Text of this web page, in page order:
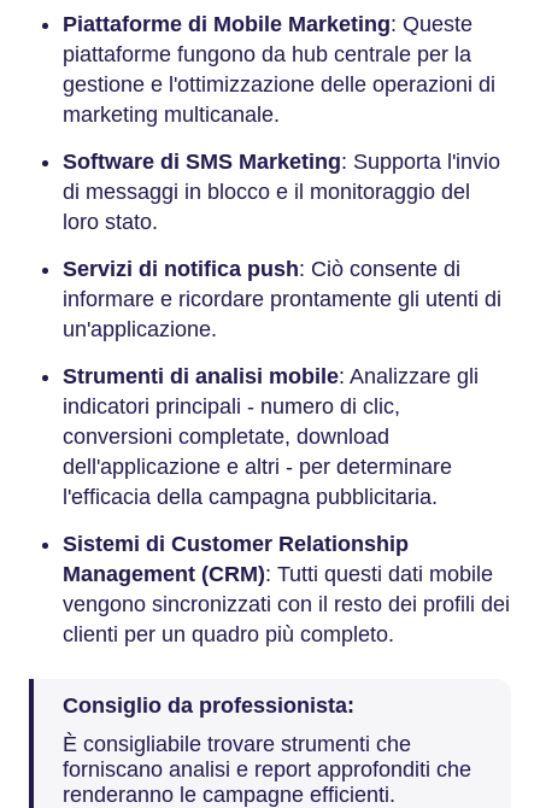
Piattaforme di Mobile Marketing: Queste
piattaforme fungono da hub centrale per la
gestione e l'ottimizzazione delle operazioni di
marketing multicanale.
Software di SMS Marketing: Supporta l'invio
di messaggi in blocco e il monitoraggio del
loro stato.
Servizi di notifica push: Ciò consente di
informare e ricordare prontamente gli utenti di
un'applicazione.
Strumenti di analisi mobile: Analizzare gli
indicatori principali - numero di clic,
conversioni completate, download
dell'applicazione e altri - per determinare
l'efficacia della campagna pubblicitaria.
Sistemi di Customer Relationship
Management (CRM): Tutti questi dati mobile
vengono sincronizzati con il resto dei profili dei
clienti per un quadro più completo.
Consiglio da professionista:
È consigliabile trovare strumenti che
forniscano analisi e report approfonditi che
renderanno le campagne efficienti.